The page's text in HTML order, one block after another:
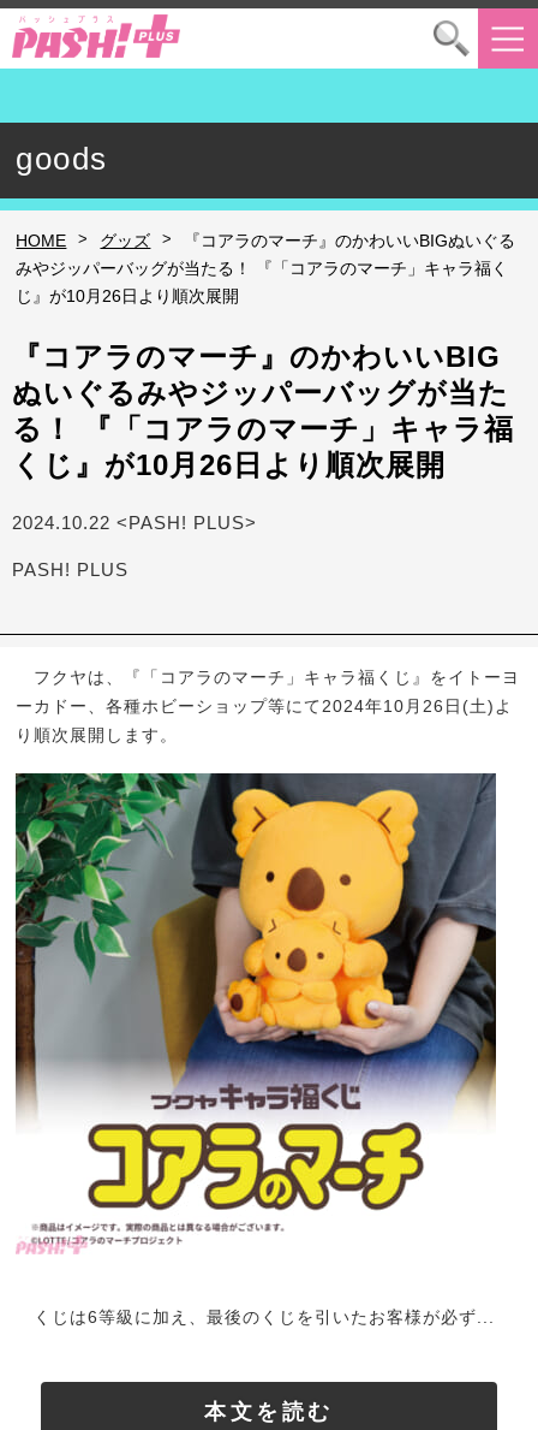
goods
HOME > グッズ >
『コアラのマーチ』のかわいいBIGぬいぐる
みやジッパーバッグが当たる！ 『「コアラのマーチ」キャラ福く
じ』が10月26日より順次展開
『コアラのマーチ』のかわいいBIG
ぬいぐるみやジッパーバッグが当た
る！ 『「コアラのマーチ」キャラ福
くじ』が10月26日より順次展開
2024.10.22 <PASH! PLUS>
PASH! PLUS
フクヤは、『「コアラのマーチ」キャラ福くじ』をイトーヨ
ーカドー、各種ホビーショップ等にて2024年10月26日(土)よ
り順次展開します。
くじは6等級に加え、最後のくじを引いたお客様が必ず...
本文を読む